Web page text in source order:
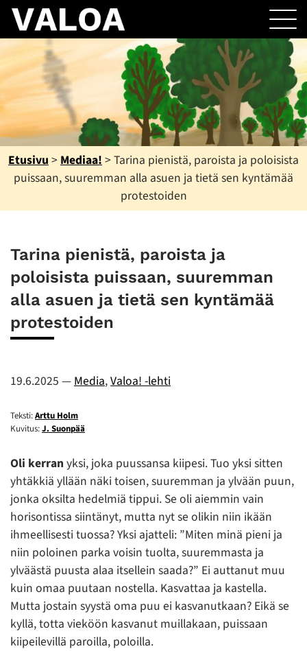
Etusivu > Mediaa! > Tarina pienistä, paroista ja poloisista
puissaan, suuremman alla asuen ja tietä sen kyntämää
protestoiden
Tarina pienistä, paroista ja
poloisista puissaan, suuremman
alla asuen ja tietä sen kyntämää
protestoiden
19.6.2025 — Media,Valoa! -lehti
Teksti:Arttu Holm
Kuvitus:J. Suonpää
Oli kerran yksi, joka puussansa kiipesi. Tuo yksi sitten
yhtäkkiä yllään näki toisen, suuremman ja ylvään puun,
jonka oksilta hedelmiä tippui. Se oli aiemmin vain
horisontissa siintänyt, mutta nyt se olikin niin ikään
ihmeellisesti tuossa? Yksi ajatteli: ”Miten minä pieni ja
niin poloinen parka voisin tuolta, suuremmasta ja
ylväästä puusta alaa itsellein saada?” Ei auttanut muu
kuin omaa puutaan nostella. Kasvattaa ja kastella.
Mutta jostain syystä oma puu ei kasvanutkaan? Eikä se
kyllä, totta vieköön kasvanut muillakaan, puissaan
kiipeilevillä paroilla, poloilla.